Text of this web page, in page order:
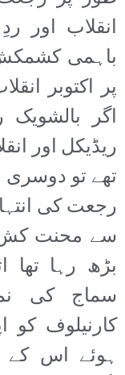
انقلاب اور
باہمی
پر اکتوبر
اگر
ریڈیکل اور
تھے تو دوسری
رجعت کی
سے محنت کش
بڑھ رہا تھا
سماج کی
کارنیلوف کو
ہوئے اس کے